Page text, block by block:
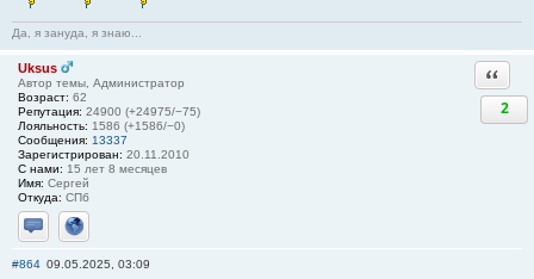
Да, я зануда, я знаю...
Uksus
Автор темы, Администратор
Возраст: 62
Репутация: 24900 (+24975/−75)
Лояльность: 1586 (+1586/−0)
Сообщения: 13337
Зарегистрирован: 20.11.2010
С нами: 15 лет 8 месяцев
Имя: Сергей
Откуда: СПб
Отправить личное сообщение
Сайт
2
#864 09.05.2025, 03:09